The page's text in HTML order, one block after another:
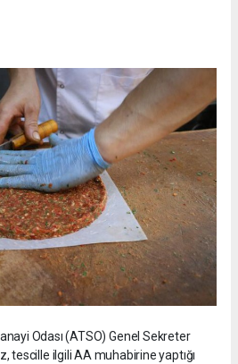
Odası (ATSO) Genel Sekreter
tescille ilgili AA muhabirine yaptığı